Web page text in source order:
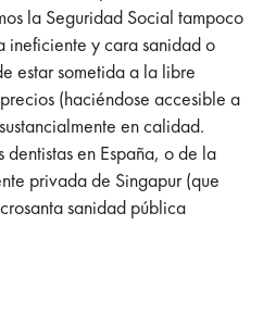
la Seguridad Social tampoco
ineficiente y cara sanidad o
estar sometida a la libre
(haciéndose accesible a
en calidad.
en España, o de la
privada de Singapur (que
sanidad pública